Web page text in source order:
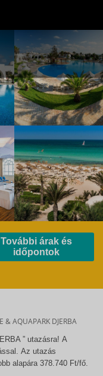
További árak és
időpontok
& AQUAPARK DJERBA
” utazásra! A
Az utazás
időtartama 9 nap / 7 éjszaka. Az utazás legjobb alapára 378.740 Ft/fő.